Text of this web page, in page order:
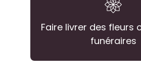
Faire livrer des fleurs
funéraires